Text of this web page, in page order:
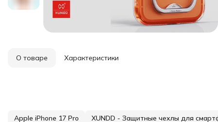
О товаре Характеристики
Apple iPhone 17 Pro XUNDD - Защитные чехлы для